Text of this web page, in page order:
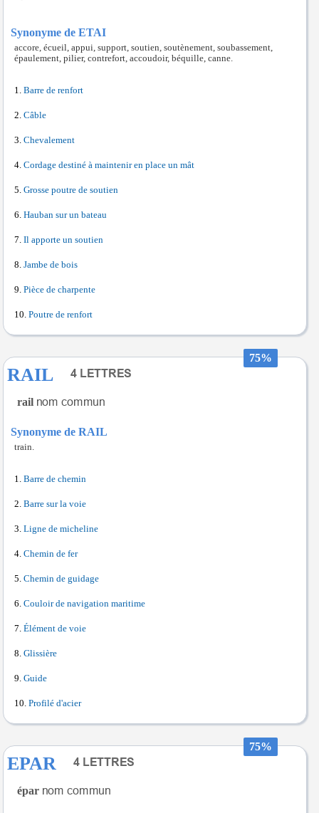
Synonyme de ETAI
accore, écueil, appui, support, soutien, soutènement, soubassement,
épaulement, pilier, contrefort, accoudoir, béquille, canne.
Barre de renfort
Câble
Chevalement
Cordage destiné à maintenir en place un mât
Grosse poutre de soutien
Hauban sur un bateau
Il apporte un soutien
Jambe de bois
Pièce de charpente
Poutre de renfort
75%
RAIL
rail
Synonyme de RAIL
train.
Barre de chemin
Barre sur la voie
Ligne de micheline
Chemin de fer
Chemin de guidage
Couloir de navigation maritime
Élément de voie
Glissière
Guide
Profilé d'acier
75%
EPAR
épar